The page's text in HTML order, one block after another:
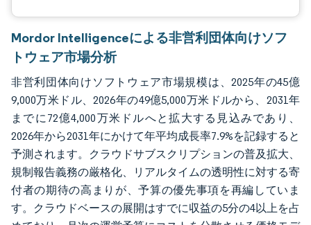
Mordor Intelligenceによる非営利団体向けソフ
トウェア市場分析
非営利団体向けソフトウェア市場規模は、2025年の45億
9,000万米ドル、2026年の49億5,000万米ドルから、2031年
までに72億4,000万米ドルへと拡大する見込みであり、
2026年から2031年にかけて年平均成長率7.9%を記録すると
予測されます。クラウドサブスクリプションの普及拡大、
規制報告義務の厳格化、リアルタイムの透明性に対する寄
付者の期待の高まりが、予算の優先事項を再編していま
す。クラウドベースの展開はすでに収益の5分の4以上を占